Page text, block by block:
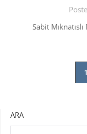
Sabit
1
ARA